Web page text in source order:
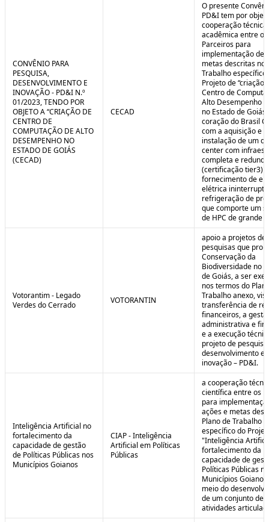
CONVÊNIO PARA
PESQUISA,
DESENVOLVIMENTO E
INOVAÇÃO - PD&I N.º
01/2023, TENDO POR
OBJETO A “CRIAÇÃO DE
CENTRO DE
COMPUTAÇÃO DE ALTO
DESEMPENHO NO
ESTADO DE GOIÁS
(CECAD)
CECAD
O presente
PD&I tem por
cooperação técnica
acadêmica entre os
Parceiros para
implementação de
metas descritas no
Trabalho específico
Projeto de “criação
Centro de
Alto Desempenho
no Estado de
coração do Brasil
com a aquisição e
instalação de um
center com
completa e
(certificação tier3)
fornecimento de
elétrica
refrigeração de
que comporte um
de HPC de grande
Votorantim - Legado
Verdes do Cerrado
VOTORANTIN
apoio a projetos de
pesquisas que
Conservação da
Biodiversidade no
de Goiás, a ser
nos termos do
Trabalho anexo,
transferência de
financeiros, a
administrativa e
e a execução
projeto de pesquisa,
desenvolvimento e
inovação – PD&I.
Inteligência Artificial no
fortalecimento da
capacidade de gestão
de Políticas Públicas nos
Municípios Goianos
CIAP - Inteligência
Artificial em Políticas
Públicas
a cooperação
científica entre os
para
ações e metas
Plano de Trabalho
específico do
"Inteligência
fortalecimento da
capacidade de
Políticas Públicas
Municípios
meio do
de um conjunto de
atividades